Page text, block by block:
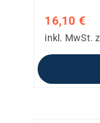
16,10 €
inkl. MwSt.